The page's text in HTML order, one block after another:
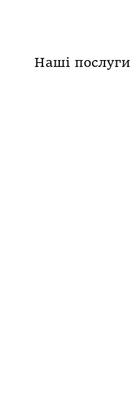
Наші послуги